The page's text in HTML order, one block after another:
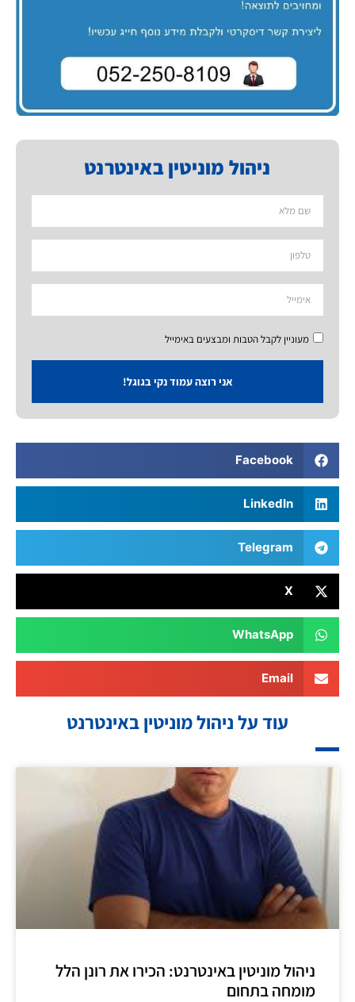
ניהול מוניטין באינטרנט
מעוניין לקבל הטבות ומבצעים באימייל
אני רוצה עמוד נקי בגוגל!
Facebook
LinkedIn
Telegram
X
WhatsApp
Email
עוד על ניהול מוניטין באינטרנט
ניהול מוניטין באינטרנט: הכירו את רונן הלל
מומחה בתחום